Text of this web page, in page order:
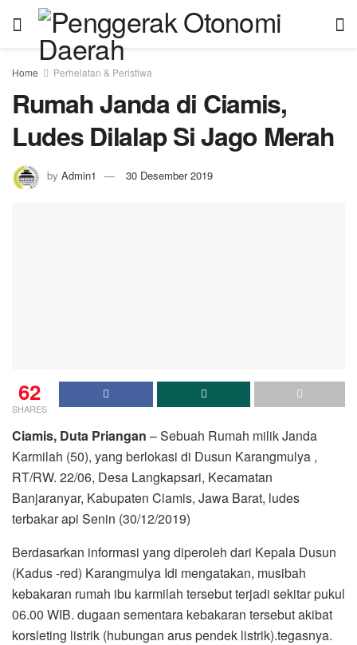
Home Perhelatan & Peristiwa
Rumah Janda di Ciamis,
Ludes Dilalap Si Jago Merah
by Admin1 30 Desember 2019
62
SHARES
Ciamis, Duta Priangan – Sebuah Rumah milik Janda
Karmilah (50), yang berlokasi di Dusun Karangmulya ,
RT/RW. 22/06, Desa Langkapsari, Kecamatan
Banjaranyar, Kabupaten Ciamis, Jawa Barat, ludes
terbakar api Senin (30/12/2019)
Berdasarkan informasi yang diperoleh dari Kepala Dusun
(Kadus -red) Karangmulya Idi mengatakan, musibah
kebakaran rumah ibu karmilah tersebut terjadi sekitar pukul
06.00 WIB. dugaan sementara kebakaran tersebut akibat
korsleting listrik (hubungan arus pendek listrik).tegasnya.